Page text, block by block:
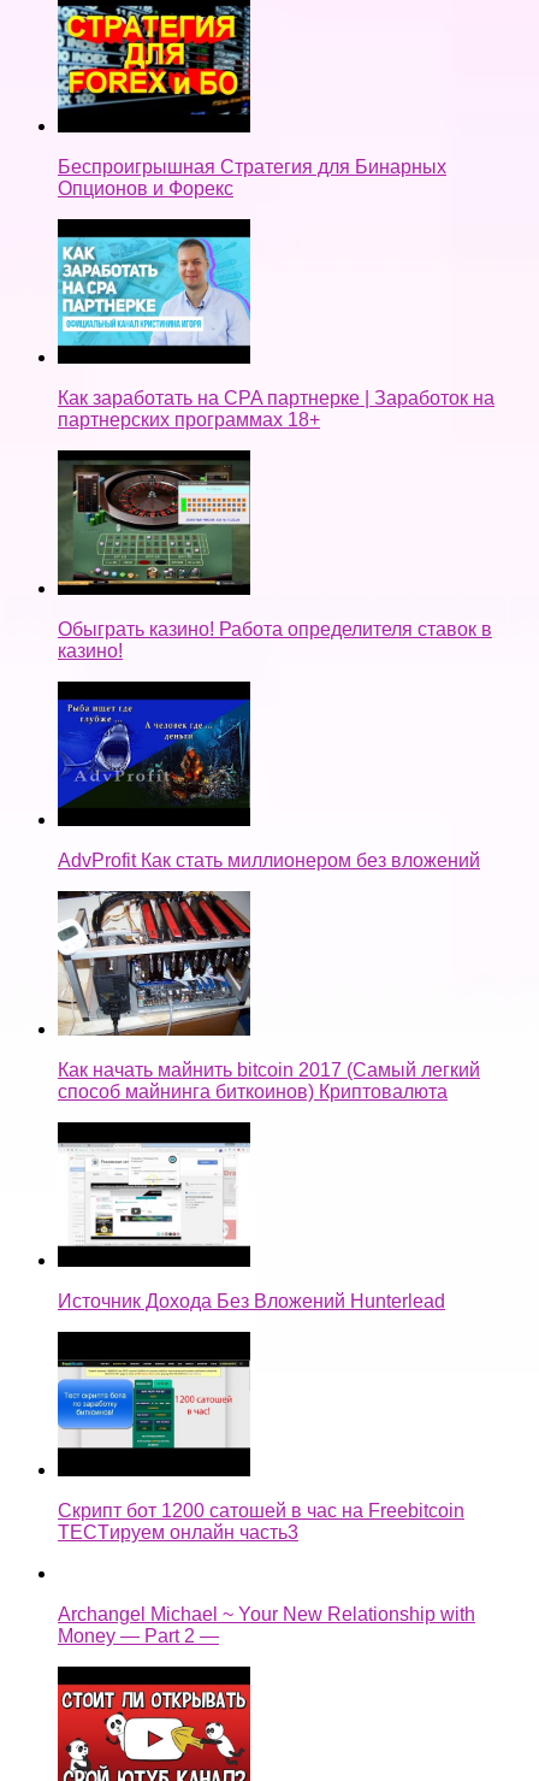
Беспроигрышная Стратегия для Бинарных
Опционов и Форекс
Как заработать на CPA партнерке | Заработок на
партнерских программах 18+
Обыграть казино! Работа определителя ставок в
казино!
AdvProfit Как стать миллионером без вложений
Как начать майнить bitcoin 2017 (Самый легкий
способ майнинга биткоинов) Криптовалюта
Источник Дохода Без Вложений Hunterlead
Скрипт бот 1200 сатошей в час на Freebitcoin
TECTируем онлайн часть3
Archangel Michael ~ Your New Relationship with
Money — Part 2 —